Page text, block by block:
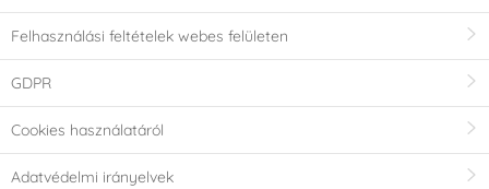
Felhasználási feltételek webes felületen
GDPR
Cookies használatáról
Adatvédelmi irányelvek